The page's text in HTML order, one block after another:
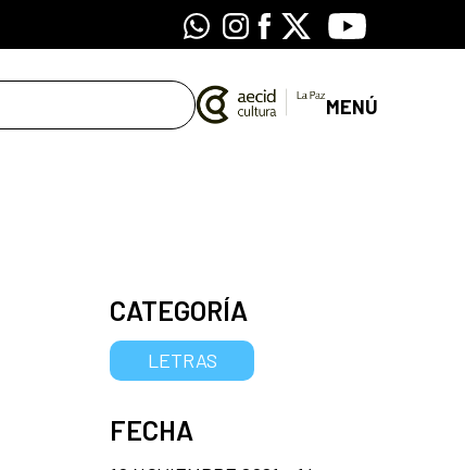
WhatsappInstagram
Facebook
X Youtube
MENÚ
CATEGORÍA
LETRAS
FECHA